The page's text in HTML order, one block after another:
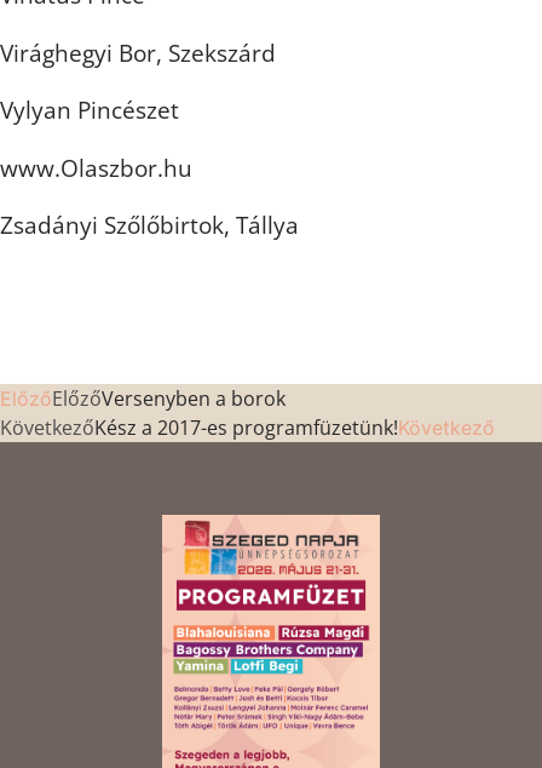
Virághegyi Bor, Szekszárd
Vylyan Pincészet
www.Olaszbor.hu
Zsadányi Szőlőbirtok, Tállya
ElőzőElőzőVersenyben a borok
KövetkezőKész a 2017-es programfüzetünk!Következő